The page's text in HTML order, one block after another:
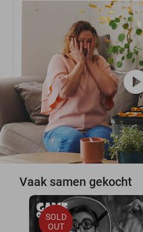
Vaak samen gekocht
SOLD
OUT